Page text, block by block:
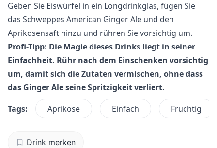
Geben Sie Eiswürfel in ein Longdrinkglas, fügen Sie
das Schweppes American Ginger Ale und den
Aprikosensaft hinzu und rühren Sie vorsichtig um.
Profi-Tipp: Die Magie dieses Drinks liegt in seiner
Einfachheit. Rühr nach dem Einschenken vorsichtig
um, damit sich die Zutaten vermischen, ohne dass
das Ginger Ale seine Spritzigkeit verliert.
Tags:
Aprikose Einfach Fruchtig
Drink merken